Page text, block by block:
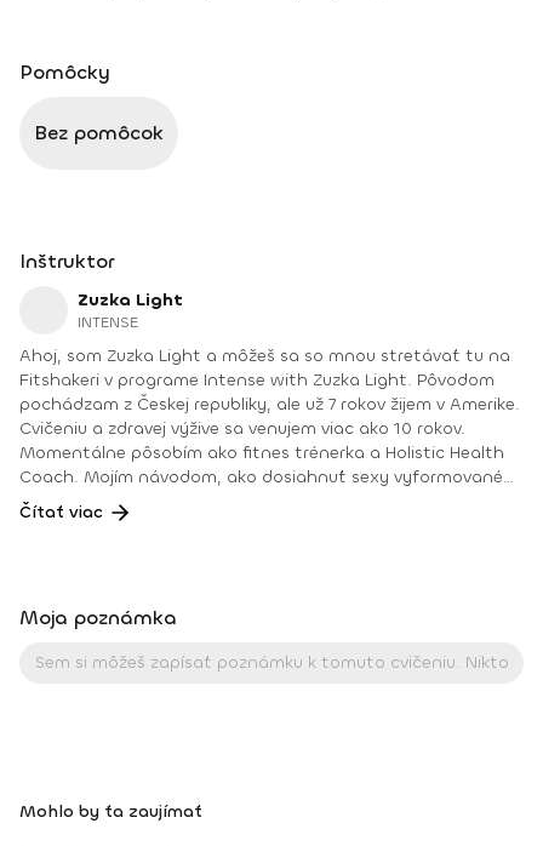
Pomôcky
Bez pomôcok
Inštruktor
Zuzka Light
INTENSE
Ahoj, som Zuzka Light a môžeš sa so mnou stretávať tu na
Fitshakeri v programe Intense with Zuzka Light. Pôvodom
pochádzam z Českej republiky, ale už 7 rokov žijem v Amerike.
Cvičeniu a zdravej výžive sa venujem viac ako 10 rokov.
Momentálne pôsobím ako fitnes trénerka a Holistic Health
Coach. Mojím návodom, ako dosiahnuť sexy vyformované
telo, je cvičiť každý deň, zdravo sa stravovať a nepoľavovať
v progrese. Mám pre teba tréningy, ktoré sú zábavné,
Týždenný rozvrh tréningu by mal byť metodický a zahŕňať
skutočné výsledky a rozvíjali atletické schopnosti – kardio,
prechádzku, na bicykel alebo korčule. Za aktívny odpočinok
Čítať viac
Moja poznámka
Mohlo by ťa zaujímať